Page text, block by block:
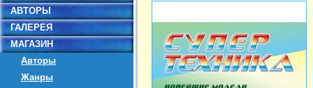
АВТОРЫ
ГАЛЕРЕЯ
МАГАЗИН
Авторы
Жанры